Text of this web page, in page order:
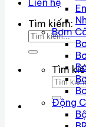
Liên hệ
Tìm kiếm:
Tìm
Bơm
Động